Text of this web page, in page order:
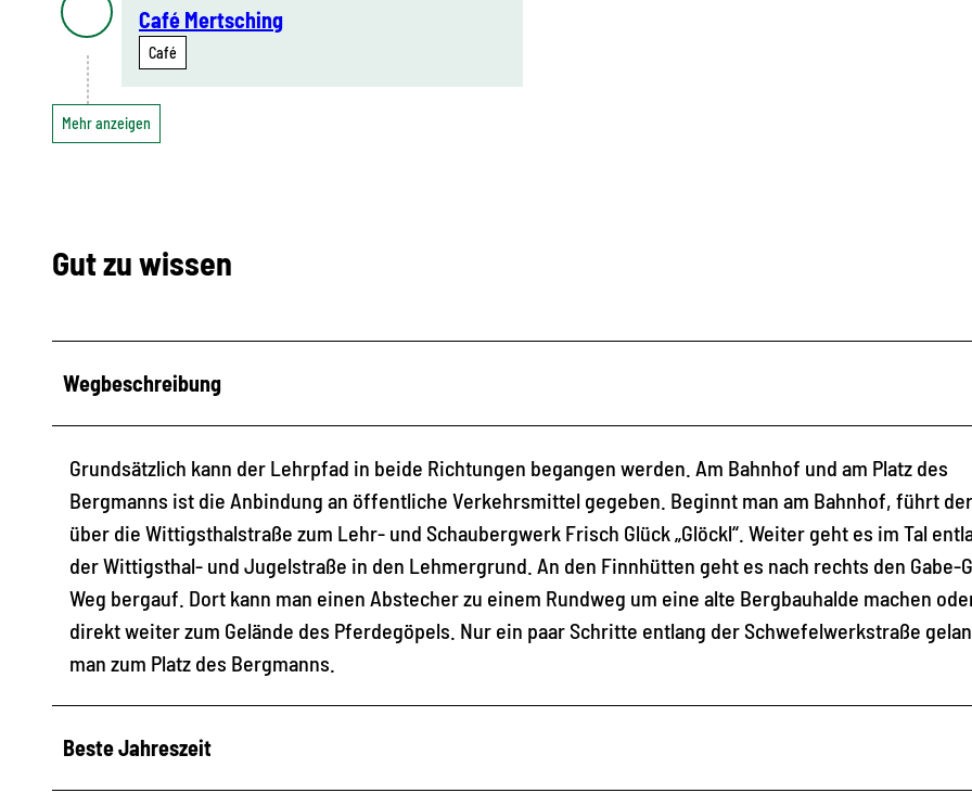
Café Mertsching
Café
Mehr anzeigen
Gut zu wissen
Wegbeschreibung
Grundsätzlich kann der Lehrpfad in beide Richtungen begangen werden. Am Bahnhof und am Platz des
Bergmanns ist die Anbindung an öffentliche Verkehrsmittel gegeben. Beginnt man am Bahnhof, führt
über die Wittigsthalstraße zum Lehr- und Schaubergwerk Frisch Glück „Glöckl“. Weiter geht es im Tal
der Wittigsthal- und Jugelstraße in den Lehmergrund. An den Finnhütten geht es nach rechts den Gabe-
Weg bergauf. Dort kann man einen Abstecher zu einem Rundweg um eine alte Bergbauhalde machen
direkt weiter zum Gelände des Pferdegöpels. Nur ein paar Schritte entlang der Schwefelwerkstraße
man zum Platz des Bergmanns.
Beste Jahreszeit